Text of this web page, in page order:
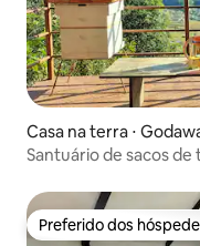
Casa na terra ⋅
Santuário de sacos
Preferido dos
Preferido dos